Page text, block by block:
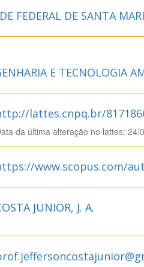
FEDERAL DE SANTA
E TECNOLOGIA
lattes.cnpq.br/
da última alteração no lattes: 24/
www.scopus.com/
JUNIOR, J. A.